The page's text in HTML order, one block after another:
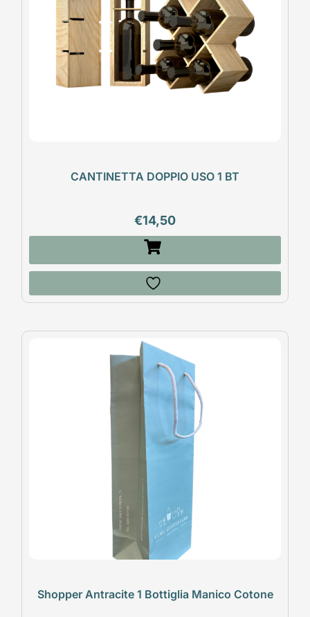
CANTINETTA DOPPIO USO 1 BT
€14,50
Shopper Antracite 1 Bottiglia Manico Cotone